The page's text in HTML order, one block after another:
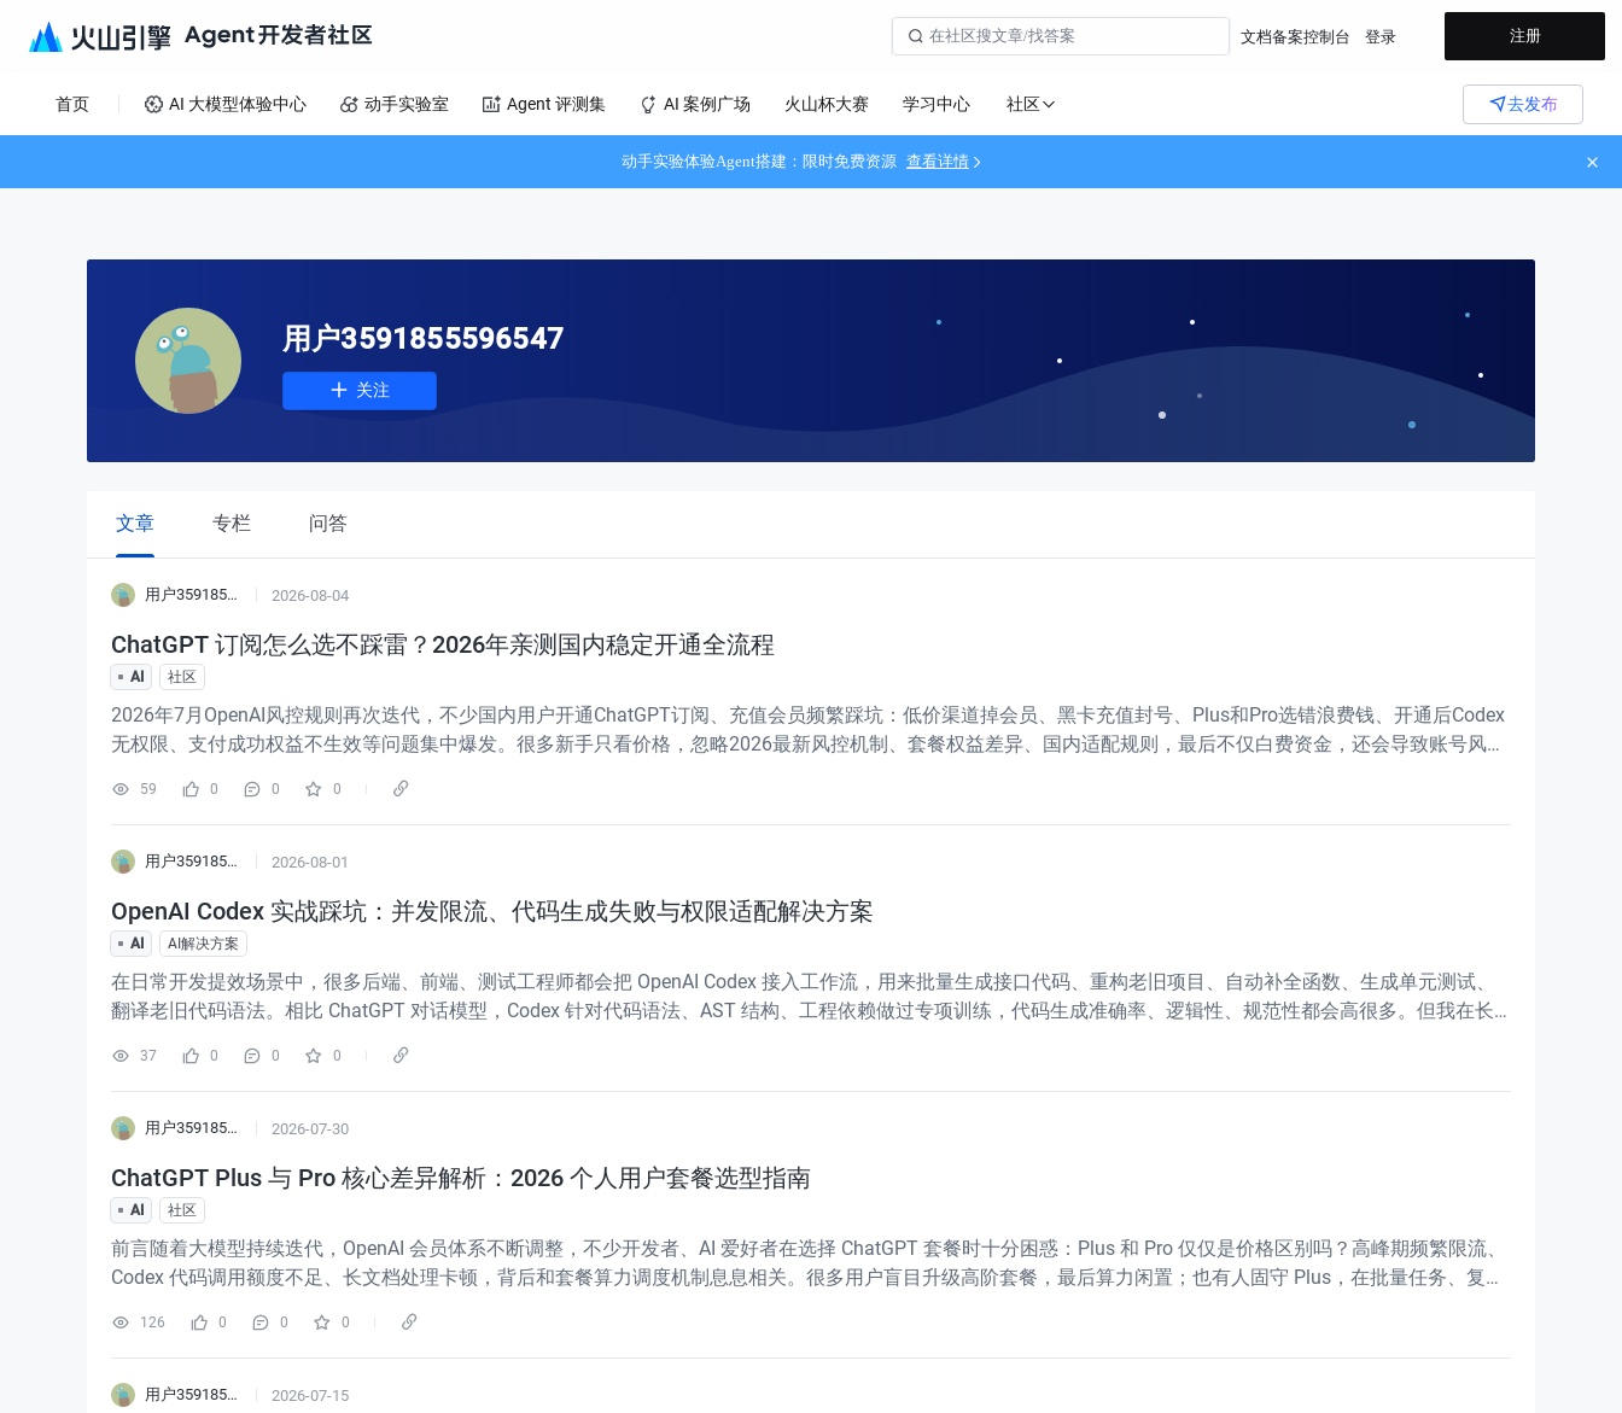
文档备案控制台 登录 注册
首页 AI 大模型体验中心 动手实验室 Agent 评测集 AI 案例广场 火山杯大赛 学习中心 社区 去发布
动手实验体验Agent搭建：限时免费资源 查看详情
用户3591855596547
关注
文章 专栏 问答
用户3591855596547 2026-08-04
ChatGPT 订阅怎么选不踩雷？2026年亲测国内稳定开通全流程
AI 社区
2026年7月OpenAI风控规则再次迭代，不少国内用户开通ChatGPT订阅、充值会员频繁踩坑：低价渠道掉会员、黑卡充值封号、Plus和Pro选错浪费钱、开通后Codex
无权限、支付成功权益不生效等问题集中爆发。很多新手只看价格，忽略2026最新风控机制、套餐权益差异、国内适配规则，最后不仅白费资金，还会导致账号风控
59 0 0 0
用户3591855596547 2026-08-01
OpenAI Codex 实战踩坑：并发限流、代码生成失败与权限适配解决方案
AI AI解决方案
在日常开发提效场景中，很多后端、前端、测试工程师都会把 OpenAI Codex 接入工作流，用来批量生成接口代码、重构老旧项目、自动补全函数、生成单元测试、
翻译老旧代码语法。相比 ChatGPT 对话模型，Codex 针对代码语法、AST 结构、工程依赖做过专项训练，代码生成准确率、逻辑性、规范性都会高很多。但我在长
37 0 0 0
用户3591855596547 2026-07-30
ChatGPT Plus 与 Pro 核心差异解析：2026 个人用户套餐选型指南
AI 社区
前言随着大模型持续迭代，OpenAI 会员体系不断调整，不少开发者、AI 爱好者在选择 ChatGPT 套餐时十分困惑：Plus 和 Pro 仅仅是价格区别吗？高峰期频繁限流、
Codex 代码调用额度不足、长文档处理卡顿，背后和套餐算力调度机制息息相关。很多用户盲目升级高阶套餐，最后算力闲置；也有人固守 Plus，在批量任务、复杂
126 0 0 0
用户3591855596547 2026-07-15